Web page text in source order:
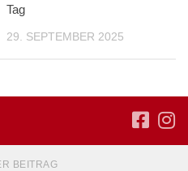
Tag
29. SEPTEMBER 2025
BEITRAG